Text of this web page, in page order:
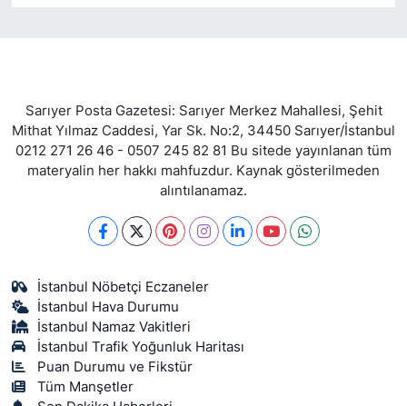
Sarıyer Posta Gazetesi: Sarıyer Merkez Mahallesi, Şehit
Mithat Yılmaz Caddesi, Yar Sk. No:2, 34450 Sarıyer/İstanbul
0212 271 26 46 - 0507 245 82 81 Bu sitede yayınlanan tüm
materyalin her hakkı mahfuzdur. Kaynak gösterilmeden
alıntılanamaz.
İstanbul Nöbetçi Eczaneler
İstanbul Hava Durumu
İstanbul Namaz Vakitleri
İstanbul Trafik Yoğunluk Haritası
Puan Durumu ve Fikstür
Tüm Manşetler